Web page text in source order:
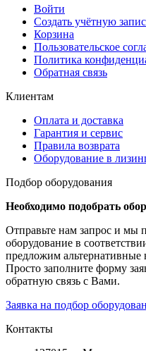
Войти
Создать учётную
Корзина
Пользовательское
Политика
Обратная связь
Клиентам
Оплата и доставка
Гарантия и сервис
Правила возврата
Оборудование в
Подбор оборудования
Необходимо подобрать
Отправьте нам запрос и мы
оборудование в
предложим
Просто заполните форму
обратную связь с Вами.
Заявка на подбор
Контакты